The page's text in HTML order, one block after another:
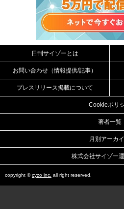
日刊サイゾーとは
お問い合わせ（情報提供/記事）
プレスリリース掲載について
Cookieポリ
著者一覧
月別アーカ
株式会社サイゾー
copyright ©cyzo inc. all right reserved.